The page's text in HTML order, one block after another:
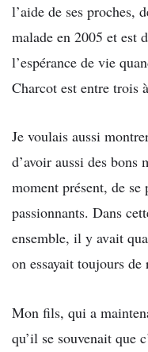
l’aide de ses proches,
malade en 2005 et est
l’espérance de vie
Charcot est entre trois
Je voulais aussi
d’avoir aussi des bons
moment présent, de se
passionnants. Dans
ensemble, il y avait
on essayait toujours
Mon fils, qui a
qu’il se souvenait que